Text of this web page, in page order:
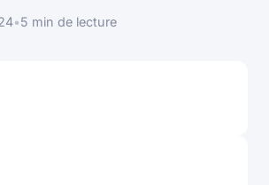
•5 min de lecture